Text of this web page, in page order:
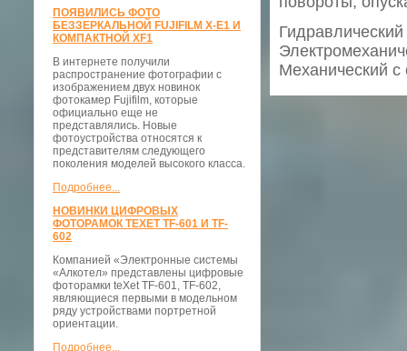
ПОЯВИЛИСЬ ФОТО
БЕЗЗЕРКАЛЬНОЙ FUJIFILM X-E1 И
КОМПАКТНОЙ XF1
В интернете получили
распространение фотографии с
изображением двух новинок
фотокамер Fujifilm, которые
официально еще не
представлялись. Новые
фотоустройства относятся к
представителям следующего
поколения моделей высокого класса.
Подробнее...
НОВИНКИ ЦИФРОВЫХ
ФОТОРАМОК TEXET TF-601 И TF-
602
Компанией «Электронные системы
«Алкотел» представлены цифровые
фоторамки teXet TF-601, TF-602,
являющиеся первыми в модельном
ряду устройствами портретной
ориентации.
Подробнее...
Механический с